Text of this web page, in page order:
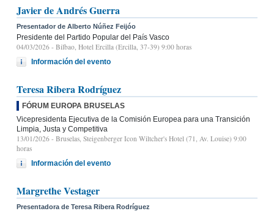
Javier de Andrés Guerra
Presentador de Alberto Núñez Feijóo
Presidente del Partido Popular del País Vasco
04/03/2026 - Bilbao, Hotel Ercilla (Ercilla, 37-39) 9:00 horas
Información del evento
Teresa Ribera Rodríguez
FÓRUM EUROPA BRUSELAS
Vicepresidenta Ejecutiva de la Comisión Europea para una Transición
Limpia, Justa y Competitiva
13/01/2026 - Bruselas, Steigenberger Icon Wiltcher's Hotel (71, Av. Louise) 9:00
horas
Información del evento
Margrethe Vestager
Presentadora de Teresa Ribera Rodríguez